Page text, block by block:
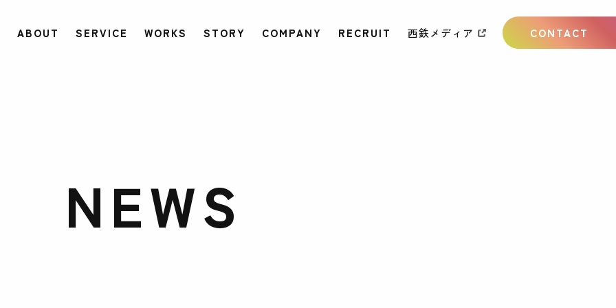
ABOUT SERVICE WORKS STORY COMPANY RECRUIT 西鉄メディア CONTACT
NEWS